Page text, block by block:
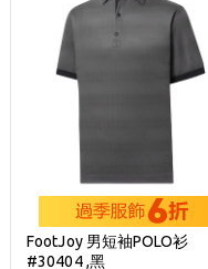
FootJoy 男短袖POLO衫
#30404 ,黑